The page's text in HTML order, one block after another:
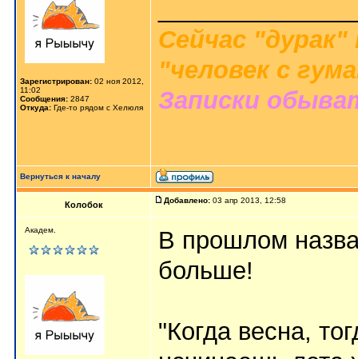
Зарегистрирован: 02 ноя 2012,
11:02
Сообщения: 2847
Откуда: Где-то рядом с Хелюля
Сейчас
"человек с
Записки
Вернуться к началу
Колобок Добавлено: 03 апр 2013, 12:58
Академ.
В прошлом
больше!
"Когда весна,